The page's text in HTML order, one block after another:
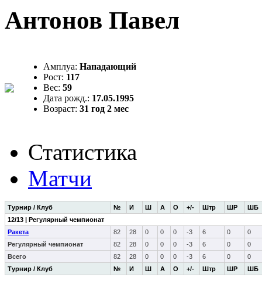
Антонов Павел
Амплуа: Нападающий
Рост: 117
Вес: 59
Дата рожд.: 17.05.1995
Возраст: 31 год 2 мес
Статистика
Матчи
Турнир / Клуб № И Ш А О +/- Штр ШР ШБ
Турнир / Клуб № И Ш А О +/- Штр ШР ШБ
12/13 | Регулярный чемпионат
Ракета
82 28 0 0 0 -3 6 0
0
Регулярный чемпионат
82 28 0 0 0 -3 6 0
0
Всего
82 28 0 0 0 -3 6 0 0